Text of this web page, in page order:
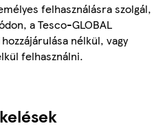
felhasználásra szolgál,
a Tesco-GLOBAL
nélkül, vagy
felhasználni.